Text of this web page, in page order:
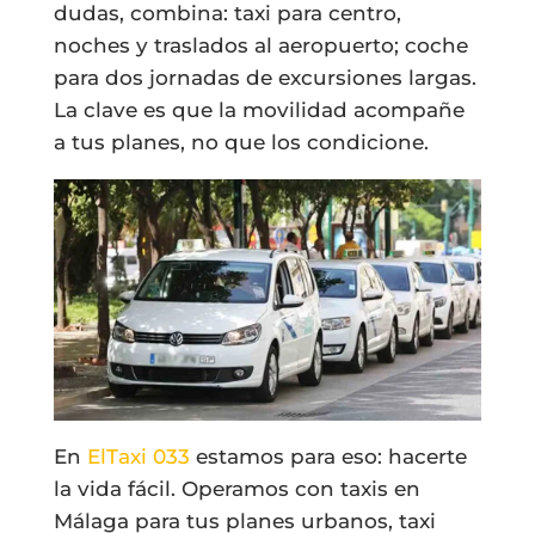
dudas, combina: taxi para centro,
noches y traslados al aeropuerto; coche
para dos jornadas de excursiones largas.
La clave es que la movilidad acompañe
a tus planes, no que los condicione.
En ElTaxi 033 estamos para eso: hacerte
la vida fácil. Operamos con taxis en
Málaga para tus planes urbanos, taxi